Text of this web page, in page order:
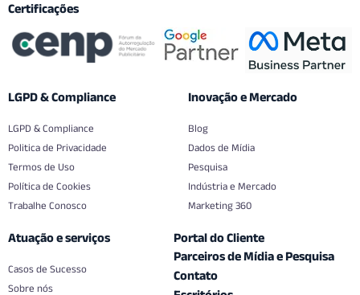
Certificações
LGPD & Compliance
LGPD & Compliance
Politica de Privacidade
Termos de Uso
Política de Cookies
Trabalhe Conosco
Inovação e Mercado
Blog
Dados de Mídia
Pesquisa
Indústria e Mercado
Marketing 360
Atuação e serviços
Casos de Sucesso
Sobre nós
Portal do Cliente
Parceiros de Mídia e Pesquisa
Contato